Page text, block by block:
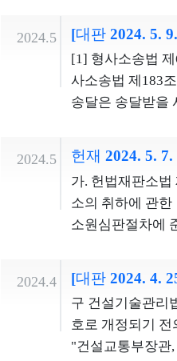
은 현역병 복무의
무를 대신하여
제의 목적에 비
조항 및 합숙조
로 볼 수는 없다.
원칙을 위반하여
침해한다고 볼 수
김기영, 재판관
의 자유와 병역의
게 보장할 필요가
성 확보에 필요한
간이나 그 강도
취침 중간에 각
까지 병행하여야
병에게 출퇴근이
회를 준 것은 그
같은 현역병 복무
복무를 대신하
무제의 목적에
간조항 및 합숙
으로 볼 수는 없
금지원칙을 위반
유를 침해한다고
위는 교정시설의
사를 받아야 한다
고, 그러한 선박
내용이 구체적으
전법뿐만 아니라
다. 법정의견과
를 ‘선박안전법
않는 상태’로 해
‘감항성의 결함’
하도록 규정하지
지도 아니하므로,
함을 발견하였을
부를 선박안전법
항을 적용하는
법불합치결정일
가 발생한 경우
기가 도래하는
신법 조항을 적
치결정일부터 신
연금 지급사유가
분 등이 확정되
도 이 결정일 현
거할 의무가 있고
일 이후 이행기가
범위까지 신법 조
자가 분할연금
가 어렵다는 점
도가 방지하고자
‘토지에 대한 투
렵다. 따라서 이
우 개발부담금 제
조항은 학교법인
를 개발부담금
하고 있는바, 이
원칙에 위반된다.
과 무관한 독자적
계가 있다. 심판
제65조, 제67조
무를 위탁하는
조항은 수신료의
수신료의 금액이
체 시 추징금이
것은 아니므로,
의무인 전기요금
ㆍ징수하는 것이
나 연체된 수신료
징수 및 강제가
친족상도례 규정(
이 적용되지 않는
로 해소되었더라
만 발생하므로 이
혼 이후에도 혼인
한쪽이 사망하여
인관계 무효 확
한 규정을 두고
인의 소가 과거의
는 이유로 확인의
다. ③ 대법원은
해소된 이후 제기
피고인이 해당 형
을 받는 경우를
사건이 아닌 별개
어 있거나 다른
한다). 형사소송
언, 위 법률조항
체의 자유’, ‘변
정한 재판을 받을
이 처한 입장 등
제33조 제1항 제1
때’란 피고인이
재판을 받고 있는
고, 피고인이 별
견이나 감정을 나
상적 표현이나 욕
구성요건에 해당
2024.5 [대판 2024. 5.
[1] 형사소송법
사소송법 제183
송달은 송달받을
사자·법정대리
장소를 송달받을
할 수 있으며, 이
여 신고할 수 있
면 송달은 신고
력이 발생하나,
심급에만 미치므
원의 소송절차에
또한 항소법원이
2024.5 헌재 2024. 5.
가. 헌법재판소법
소의 취하에 관한
소원심판절차에
청구인은 상대방
주 없이 청구를
심판청구의 취하
구를 철회하여
2024.4 [대판 2024. 4.
구 건설기술관리
호로 개정되기 전
"건설교통부장관,